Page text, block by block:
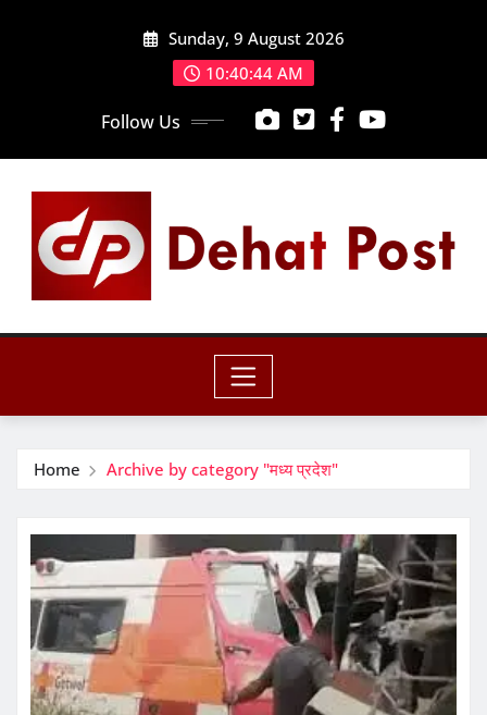
Sunday, 9 August 2026
10:40:46 AM
Follow Us
Home Archive by category "मध्य प्रदेश"